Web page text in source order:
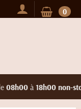
0
08h00à18h00 non-